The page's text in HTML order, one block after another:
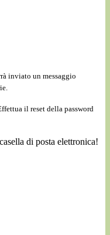
inviato un messaggio
il reset della password
di posta elettronica!